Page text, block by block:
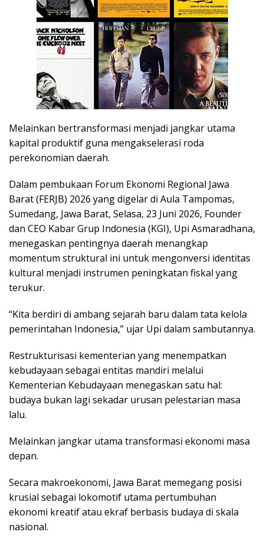
Melainkan bertransformasi menjadi jangkar utama
kapital produktif guna mengakselerasi roda
perekonomian daerah.
Dalam pembukaan Forum Ekonomi Regional Jawa
Barat (FERJB) 2026 yang digelar di Aula Tampomas,
Sumedang, Jawa Barat, Selasa, 23 Juni 2026, Founder
dan CEO Kabar Grup Indonesia (KGI), Upi Asmaradhana,
menegaskan pentingnya daerah menangkap
momentum struktural ini untuk mengonversi identitas
kultural menjadi instrumen peningkatan fiskal yang
terukur.
“Kita berdiri di ambang sejarah baru dalam tata kelola
pemerintahan Indonesia,” ujar Upi dalam sambutannya.
Restrukturisasi kementerian yang menempatkan
kebudayaan sebagai entitas mandiri melalui
Kementerian Kebudayaan menegaskan satu hal:
budaya bukan lagi sekadar urusan pelestarian masa
lalu.
Melainkan jangkar utama transformasi ekonomi masa
depan.
Secara makroekonomi, Jawa Barat memegang posisi
krusial sebagai lokomotif utama pertumbuhan
ekonomi kreatif atau ekraf berbasis budaya di skala
nasional.